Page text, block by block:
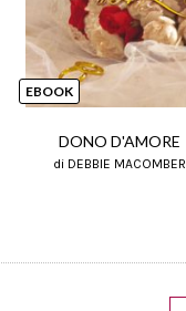
EBOOK
DONO D'AMORE
di DEBBIE MACOMBER